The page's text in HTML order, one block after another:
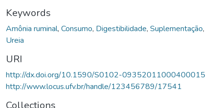
Keywords
Amônia ruminal, Consumo, Digestibilidade, Suplementação,
Ureia
URI
http://dx.doi.org/10.1590/S0102-09352011000400015
http://www.locus.ufv.br/handle/123456789/17541
Collections